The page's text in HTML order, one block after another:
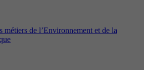
métiers de l’Environnement et de la